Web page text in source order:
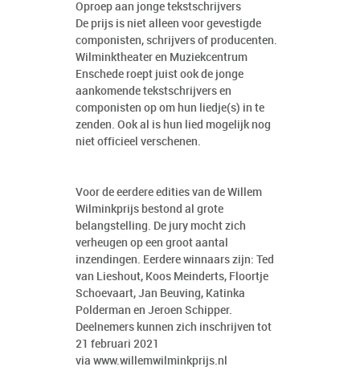
Oproep aan jonge tekstschrijvers
De prijs is niet alleen voor gevestigde
componisten, schrijvers of producenten.
Wilminktheater en Muziekcentrum
Enschede roept juist ook de jonge
aankomende tekstschrijvers en
componisten op om hun liedje(s) in te
zenden. Ook al is hun lied mogelijk nog
niet officieel verschenen.
Voor de eerdere edities van de Willem
Wilminkprijs bestond al grote
belangstelling. De jury mocht zich
verheugen op een groot aantal
inzendingen. Eerdere winnaars zijn: Ted
van Lieshout, Koos Meinderts, Floortje
Schoevaart, Jan Beuving, Katinka
Polderman en Jeroen Schipper.
Deelnemers kunnen zich inschrijven tot
21 februari 2021
via www.willemwilminkprijs.nl